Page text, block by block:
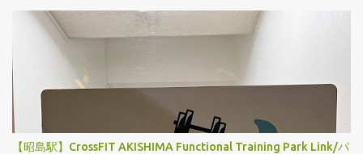
たので、頑張って当てずにはいられないですね('Д') 人の家にある
空のボトルしか見たことなかったですが、神々しいですね(笑) 毎
月抽選しているようなので、来月も挑戦してみよう。
クさん、パートナーの奥様は現役のヨガインストラクター。 メニ
ューはオムライス(特製ボロネーゼ)、チキンカレー、オムカレー
(オムライスとカレーのコラボ)の三種のみとサイズ展開のみ！気合
い入っています。 この投稿をInstagramで見る オムライス SUNNY
BOWL (サニーボウル)(@sunnybowl.kitchencar)がシェアした投稿
場所は西国分寺駅南口から泉ホールを右手に直進し、バスロータ
リーが終わった突き当りを右折。黄色いキッチンカーに女性の方
【昭島駅】CrossFIT AKISHIMA Functional Training Park Link/パ